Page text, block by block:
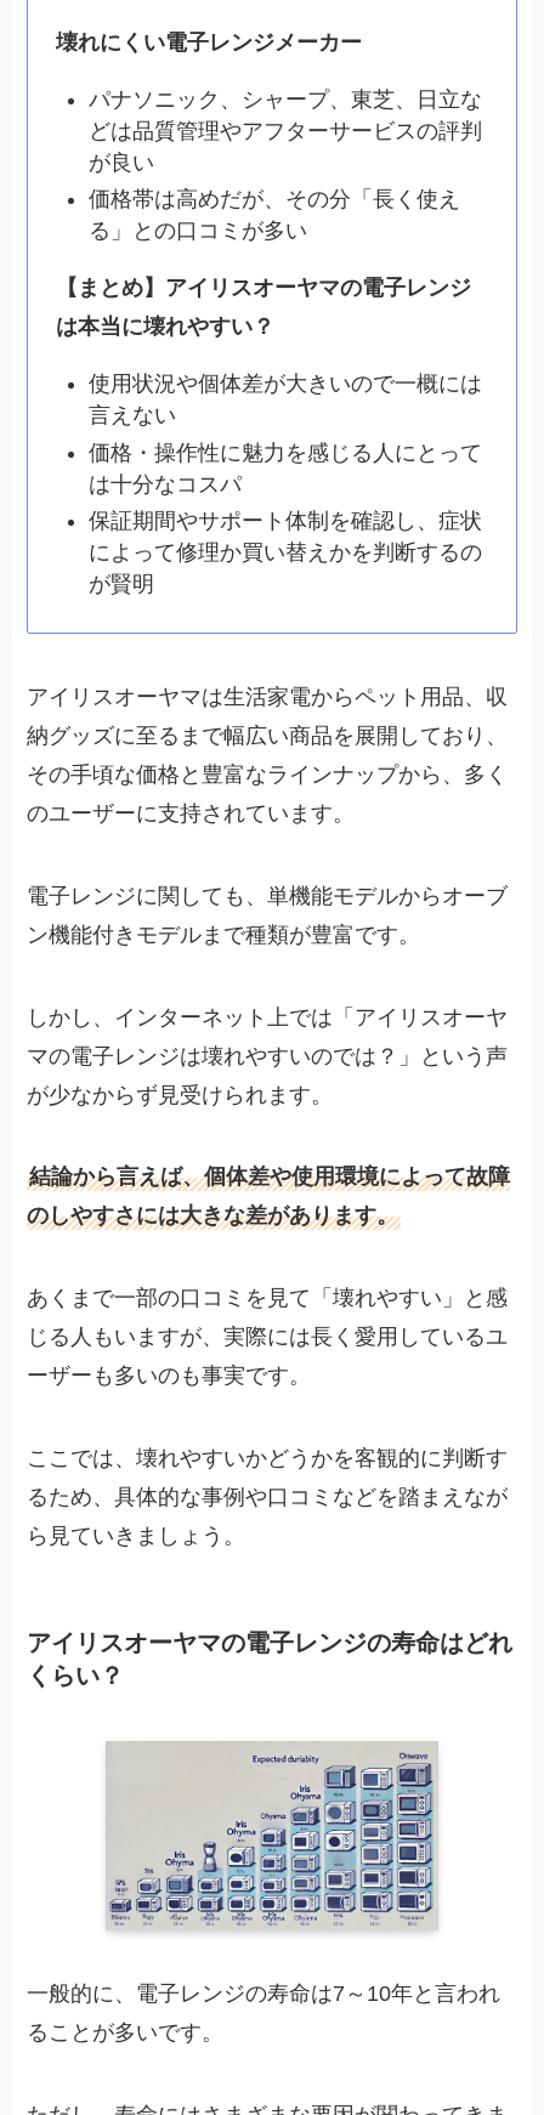
壊れにくい電子レンジメーカー
パナソニック、シャープ、東芝、日立な
どは品質管理やアフターサービスの評判
が良い
価格帯は高めだが、その分「長く使え
る」との口コミが多い
【まとめ】アイリスオーヤマの電子レンジ
は本当に壊れやすい？
使用状況や個体差が大きいので一概には
言えない
価格・操作性に魅力を感じる人にとって
は十分なコスパ
保証期間やサポート体制を確認し、症状
によって修理か買い替えかを判断するの
が賢明
アイリスオーヤマは生活家電からペット用品、収
納グッズに至るまで幅広い商品を展開しており、
その手頃な価格と豊富なラインナップから、多く
のユーザーに支持されています。
電子レンジに関しても、単機能モデルからオーブ
ン機能付きモデルまで種類が豊富です。
しかし、インターネット上では「アイリスオーヤ
マの電子レンジは壊れやすいのでは？」という声
が少なからず見受けられます。
結論から言えば、個体差や使用環境によって故障
のしやすさには大きな差があります。
あくまで一部の口コミを見て「壊れやすい」と感
じる人もいますが、実際には長く愛用しているユ
ーザーも多いのも事実です。
ここでは、壊れやすいかどうかを客観的に判断す
るため、具体的な事例や口コミなどを踏まえなが
ら見ていきましょう。
アイリスオーヤマの電子レンジの寿命はどれ
くらい？
一般的に、電子レンジの寿命は7～10年と言われ
ることが多いです。